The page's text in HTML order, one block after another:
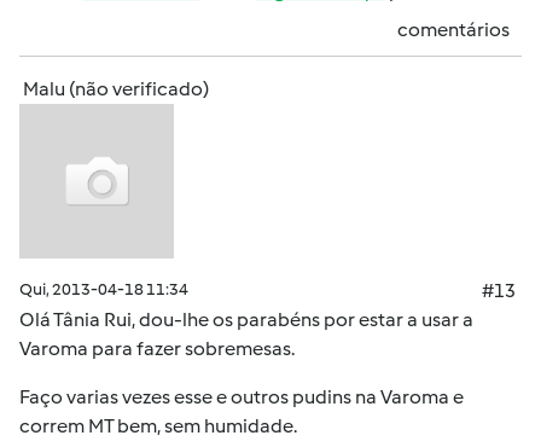
comentários
Malu (não verificado)
Qui, 2013-04-18 11:34
#13
Olá Tânia Rui, dou-lhe os parabéns por estar a usar a
Varoma para fazer sobremesas.
Faço varias vezes esse e outros pudins na Varoma e
correm MT bem, sem humidade.